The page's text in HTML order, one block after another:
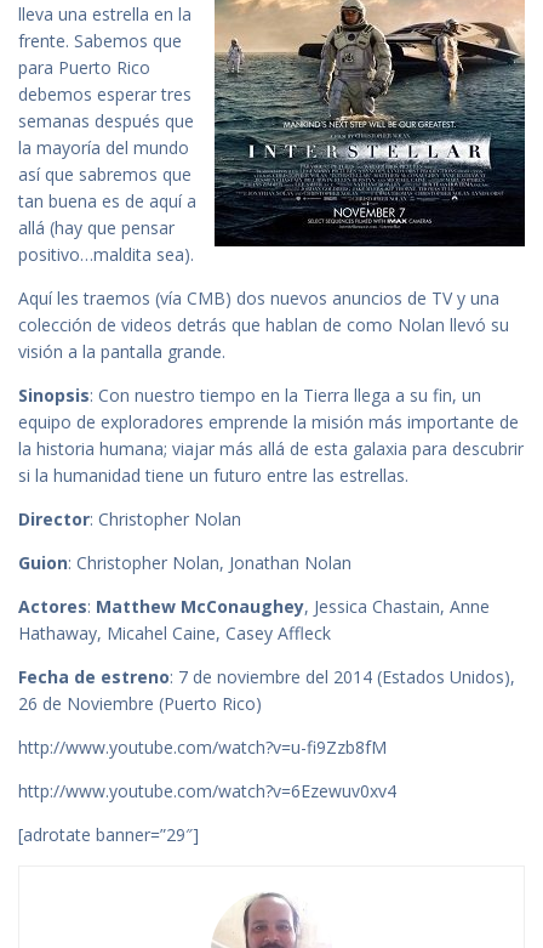
lleva una estrella en la
frente. Sabemos que
para Puerto Rico
debemos esperar tres
semanas después que
la mayoría del mundo
así que sabremos que
tan buena es de aquí a
allá (hay que pensar
positivo…maldita sea).
Aquí les traemos (vía CMB) dos nuevos anuncios de TV y una
colección de videos detrás que hablan de como Nolan llevó su
visión a la pantalla grande.
Sinopsis: Con nuestro tiempo en la Tierra llega a su fin, un
equipo de exploradores emprende la misión más importante de
la historia humana; viajar más allá de esta galaxia para descubrir
si la humanidad tiene un futuro entre las estrellas.
Director: Christopher Nolan
Guion: Christopher Nolan, Jonathan Nolan
Actores: Matthew McConaughey, Jessica Chastain, Anne
Hathaway, Micahel Caine, Casey Affleck
Fecha de estreno: 7 de noviembre del 2014 (Estados Unidos),
26 de Noviembre (Puerto Rico)
http://www.youtube.com/watch?v=u-fi9Zzb8fM
http://www.youtube.com/watch?v=6Ezewuv0xv4
[adrotate banner=”29″]